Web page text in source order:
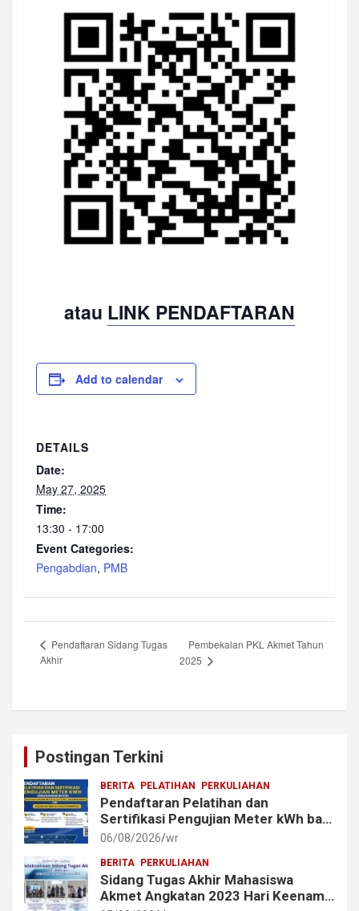
atau LINK PENDAFTARAN
Add to calendar
DETAILS
Date:
May 27, 2025
Time:
13:30 - 17:00
Event Categories:
Pengabdian, PMB
Pendaftaran Sidang Tugas
Akhir
Pembekalan PKL Akmet Tahun
2025
Postingan Terkini
BERITA PELATIHAN PERKULIAHAN
Pendaftaran Pelatihan dan
Sertifikasi Pengujian Meter kWh bagi
Mahasiswa dan Alumni Akmet
06/08/2026 wr
BERITA PERKULIAHAN
Sidang Tugas Akhir Mahasiswa
Akmet Angkatan 2023 Hari Keenam